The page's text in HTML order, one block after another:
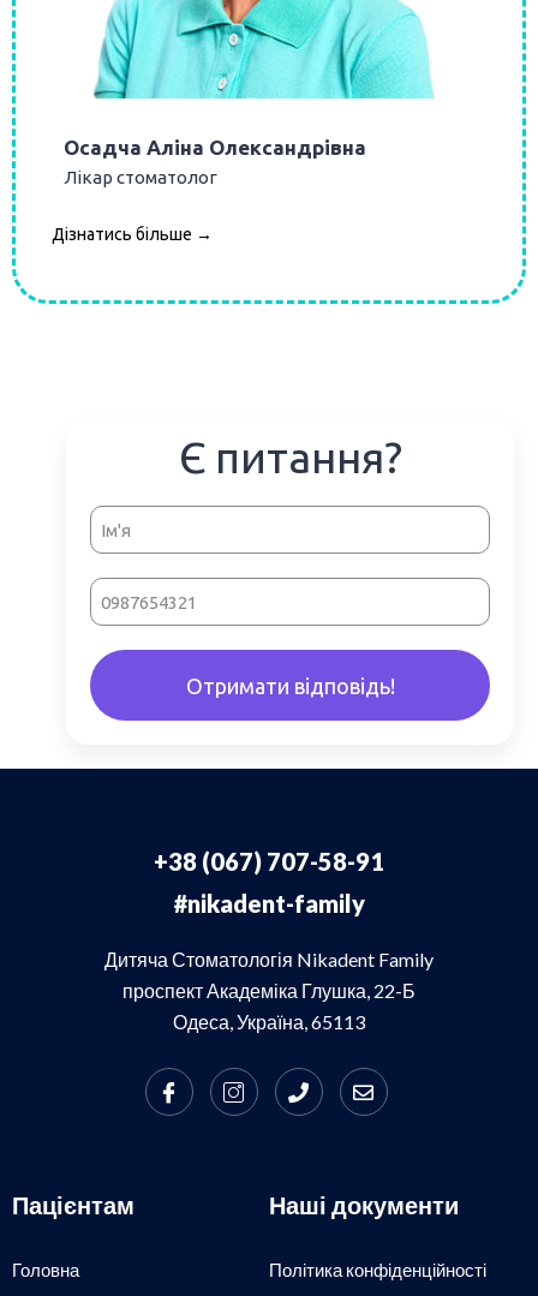
Осадча Аліна Олександрівна
Лікар стоматолог
Дізнатись більше →
Є питання?
Отримати відповідь!
+38 (067) 707-58-91
#nikadent-family
Дитяча Стоматологія Nikadent Family
проспект Академіка Глушка, 22-Б
Одеса, Україна, 65113
Пацієнтам
Головна
Наші документи
Політика конфіденційності